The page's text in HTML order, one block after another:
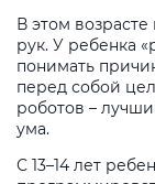
В этом
рук. У ребенка
понимать
перед собой
роботов –
ума.
С 13–14 лет